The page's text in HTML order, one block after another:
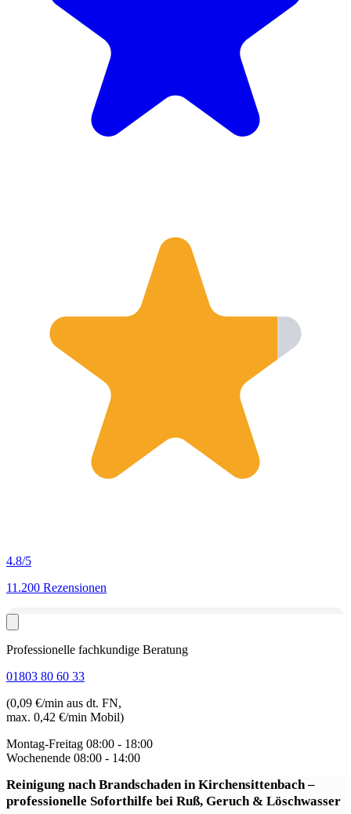
4.8/5
11.200 Rezensionen
Professionelle fachkundige Beratung
01803 80 60 33
(0,09 €/min aus dt. FN,
max. 0,42 €/min Mobil)
Montag-Freitag 08:00 - 18:00
Wochenende 08:00 - 14:00
Reinigung nach Brandschaden in Kirchensittenbach–
professionelle Soforthilfe bei Ruß, Geruch & Löschwasser